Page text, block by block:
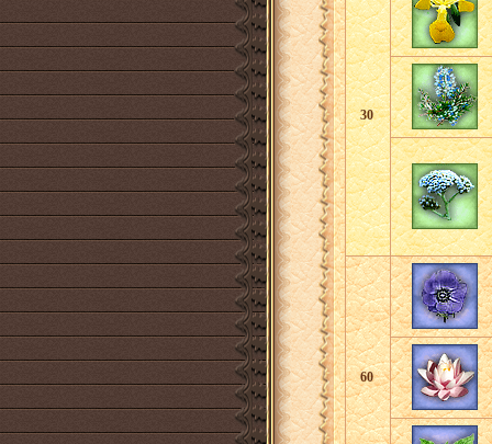
30
60